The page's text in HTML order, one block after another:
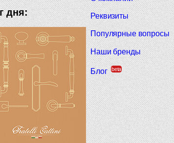
Реквизиты
Популярные вопросы
Наши бренды
Блог beta
дня: